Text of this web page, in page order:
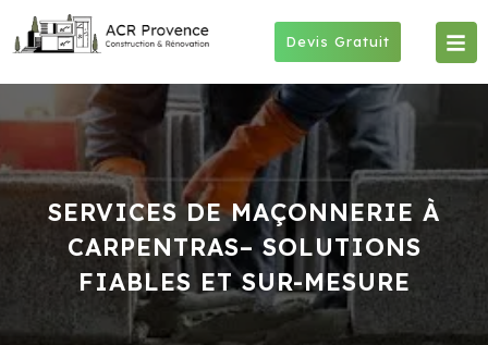
Devis Gratuit
SERVICES DE MAÇONNERIE À
CARPENTRAS– SOLUTIONS
FIABLES ET SUR-MESURE